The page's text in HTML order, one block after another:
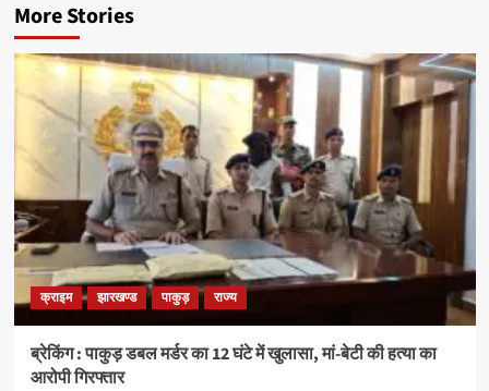
More Stories
क्राइम झारखण्ड पाकुड़ राज्य
ब्रेकिंग : पाकुड़ डबल मर्डर का 12 घंटे में खुलासा, मां-बेटी की हत्या का
आरोपी गिरफ्तार